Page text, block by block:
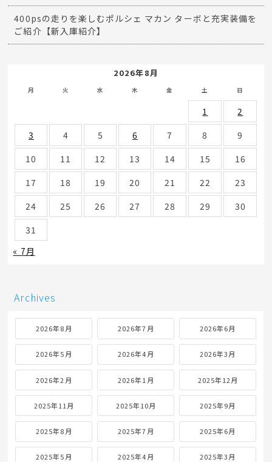
400psの走りを楽しむポルシェ マカン ターボと充実装備を
ご紹介【新入庫紹介】
2026年8月
月 火 水 木 金 土 日
1
2
3
4 5 6 7 8
9
10
11 12 13 14 15
16
17
18 19 20 21 22
23
24
25 26 27 28 29
30
31
« 7月
Archives
2026年8月 2026年7月 2026年6月
2026年5月 2026年4月 2026年3月
2026年2月 2026年1月 2025年12月
2025年11月 2025年10月 2025年9月
2025年8月 2025年7月 2025年6月
2025年5月 2025年4月 2025年3月